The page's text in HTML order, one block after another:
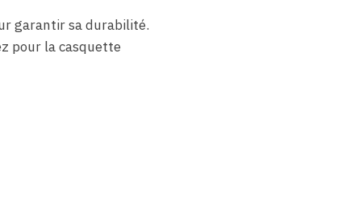
garantir sa durabilité.
pour la casquette